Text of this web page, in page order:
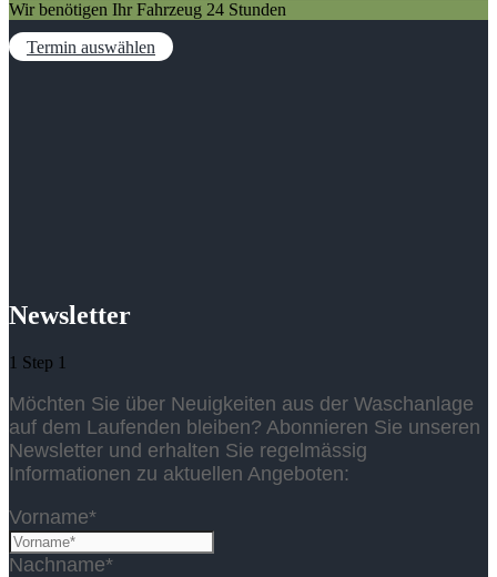
Wir benötigen Ihr Fahrzeug 24 Stunden
Termin auswählen
Newsletter
1 Step 1
Möchten Sie über Neuigkeiten aus der Waschanlage
auf dem Laufenden bleiben? Abonnieren Sie unseren
Newsletter und erhalten Sie regelmässig
Informationen zu aktuellen Angeboten:
Vorname*
Nachname*